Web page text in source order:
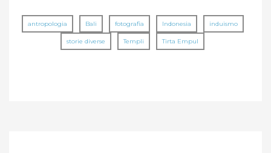
antropologia Bali fotografia Indonesia induismo
storie diverse Templi Tirta Empul